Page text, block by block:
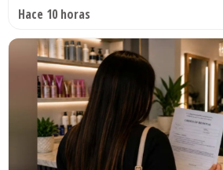
Hace 10 horas